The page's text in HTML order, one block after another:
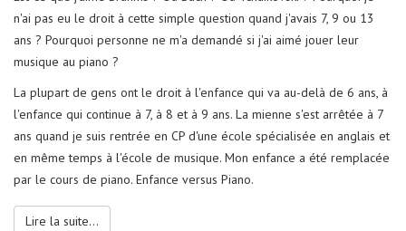
n'ai pas eu le droit à cette simple question quand j'avais 7, 9 ou 13
ans ? Pourquoi personne ne m'a demandé si j'ai aimé jouer leur
musique au piano ?
La plupart de gens ont le droit à l'enfance qui va au-delà de 6 ans, à
l'enfance qui continue à 7, à 8 et à 9 ans. La mienne s'est arrêtée à 7
ans quand je suis rentrée en CP d'une école spécialisée en anglais et
en même temps à l'école de musique. Mon enfance a été remplacée
par le cours de piano. Enfance versus Piano.
Lire la suite...